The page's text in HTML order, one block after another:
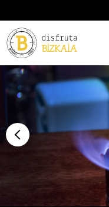
Alojamientos
Restaurantes